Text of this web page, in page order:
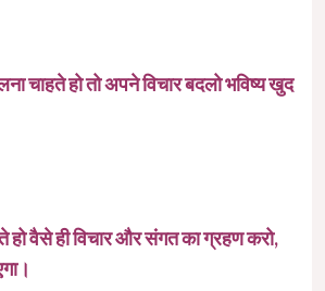
चाहते हो तो अपने विचार बदलो भविष्य खुद
हो वैसे ही विचार और संगत का ग्रहण करो,